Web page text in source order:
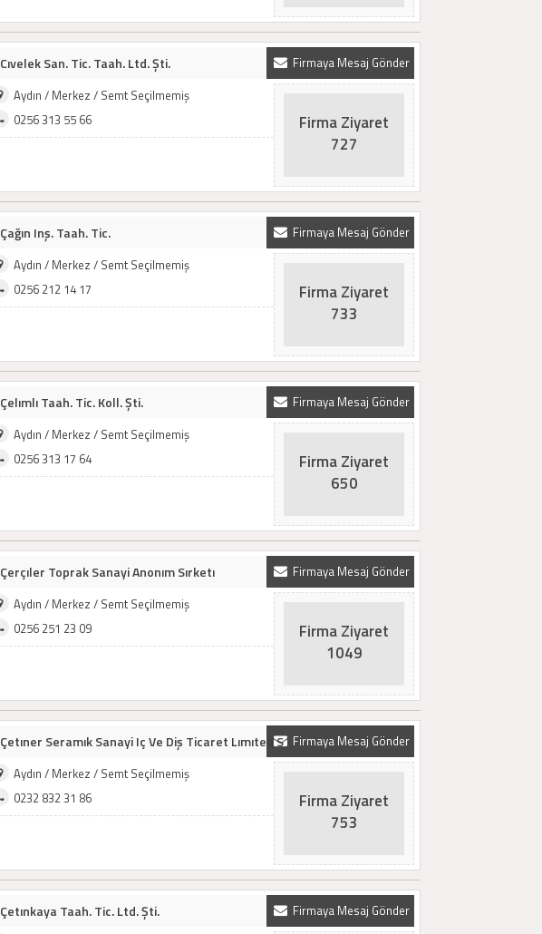
Firmaya Mesaj Gönder
Cıvelek San. Tic. Taah. Ltd. Şti.
Aydın / Merkez / Semt Seçilmemiş
0256 313 55 66
Firma Ziyaret
727
Firmaya Mesaj Gönder
Çağın Inş. Taah. Tic.
Aydın / Merkez / Semt Seçilmemiş
0256 212 14 17
Firma Ziyaret
733
Firmaya Mesaj Gönder
Çelımlı Taah. Tic. Koll. Şti.
Aydın / Merkez / Semt Seçilmemiş
0256 313 17 64
Firma Ziyaret
650
Firmaya Mesaj Gönder
Çerçıler Toprak Sanayi Anonım Sırketı
Aydın / Merkez / Semt Seçilmemiş
0256 251 23 09
Firma Ziyaret
1049
Firmaya Mesaj Gönder
Çetıner Seramık Sanayi Iç Ve Diş Ticaret Lımıted S
Aydın / Merkez / Semt Seçilmemiş
0232 832 31 86
Firma Ziyaret
753
Firmaya Mesaj Gönder
Çetınkaya Taah. Tic. Ltd. Şti.